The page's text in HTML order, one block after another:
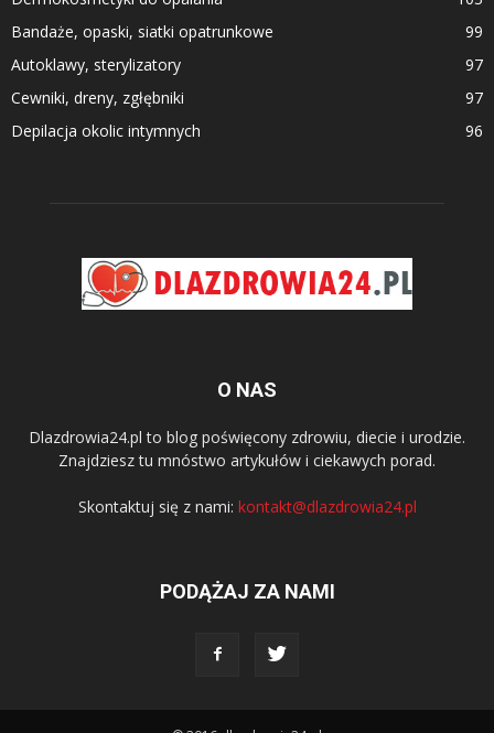
Bandaże, opaski, siatki opatrunkowe
99
Autoklawy, sterylizatory
97
Cewniki, dreny, zgłębniki
97
Depilacja okolic intymnych
96
O NAS
Dlazdrowia24.pl to blog poświęcony zdrowiu, diecie i urodzie.
Znajdziesz tu mnóstwo artykułów i ciekawych porad.
Skontaktuj się z nami: kontakt@dlazdrowia24.pl
PODĄŻAJ ZA NAMI